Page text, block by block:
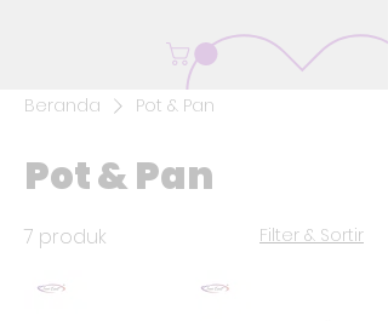
Beranda Pot & Pan
Pot & Pan
7 produk Filter & Sortir